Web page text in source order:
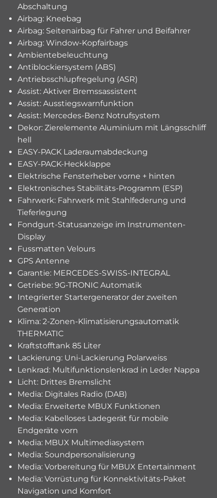
Abschaltung
Airbag: Kneebag
Airbag: Seitenairbag für Fahrer und Beifahrer
Airbag: Window-Kopfairbags
Ambientebeleuchtung
Antiblockiersystem (ABS)
Antriebsschlupfregelung (ASR)
Assist: Aktiver Bremssassistent
Assist: Ausstiegswarnfunktion
Assist: Mercedes-Benz Notrufsystem
Dekor: Zierelemente Aluminium mit Längsschliff
hell
EASY-PACK Laderaumabdeckung
EASY-PACK-Heckklappe
Elektrische Fensterheber vorne + hinten
Elektronisches Stabilitäts-Programm (ESP)
Fahrwerk: Fahrwerk mit Stahlfederung und
Tieferlegung
Fondgurt-Statusanzeige im Instrumenten-
Display
Fussmatten Velours
GPS Antenne
Garantie: MERCEDES-SWISS-INTEGRAL
Getriebe: 9G-TRONIC Automatik
Integrierter Startergenerator der zweiten
Generation
Klima: 2-Zonen-Klimatisierungsautomatik
THERMATIC
Kraftstofftank 85 Liter
Lackierung: Uni-Lackierung Polarweiss
Lenkrad: Multifunktionslenkrad in Leder Nappa
Licht: Drittes Bremslicht
Media: Digitales Radio (DAB)
Media: Erweiterte MBUX Funktionen
Media: Kabelloses Ladegerät für mobile
Endgeräte vorn
Media: MBUX Multimediasystem
Media: Soundpersonalisierung
Media: Vorbereitung für MBUX Entertainment
Media: Vorrüstung für Konnektivitäts-Paket
Navigation und Komfort